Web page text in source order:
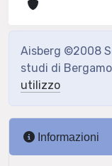
Aisberg ©2008
studi di Bergamo
utilizzo
Informazioni